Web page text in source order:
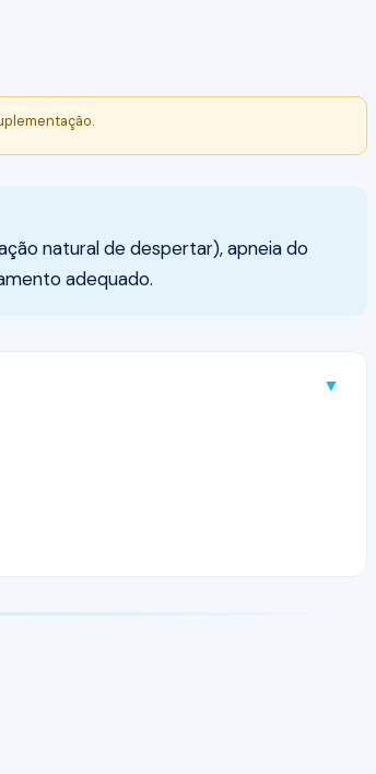
natural de despertar), apneia do
adequado.
▼